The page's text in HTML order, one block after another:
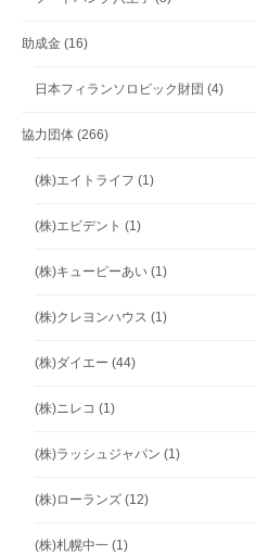
助成金 (16)
日本フィランソロピック財団 (4)
協力団体 (266)
(株)エイトライフ (1)
(株)エビデント (1)
(株)キューピーあい (1)
(株)クレヨンハウス (1)
(株)ダイエー (44)
(株)ニレコ (1)
(株)ラッシュジャパン (1)
(株)ローランズ (12)
(株)札幌中一 (1)